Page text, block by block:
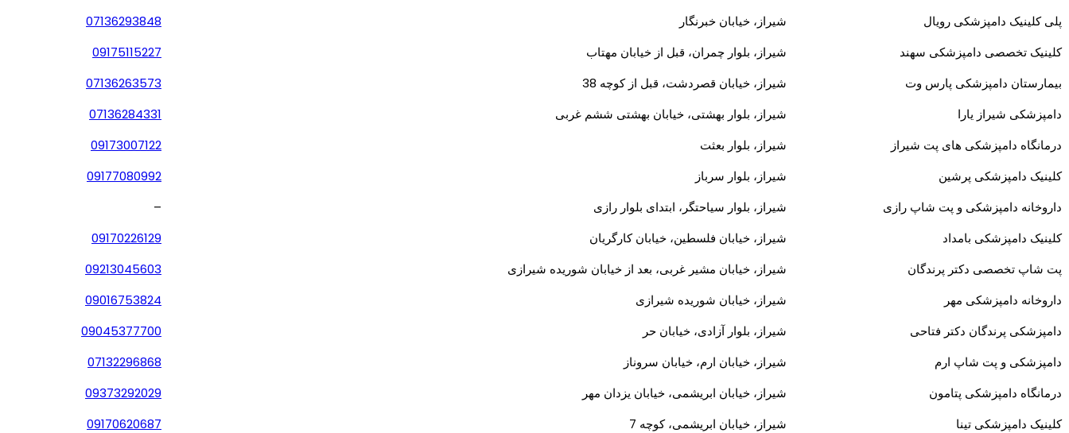
پلی کلینیک دامپزشکی رویال
شیراز، خیابان خبرنگار
07136293848
کلینیک تخصصی دامپزشکی سهند
شیراز، بلوار چمران، قبل از خیابان مهتاب
09175115227
بیمارستان دامپزشکی پارس وت
شیراز، خیابان قصردشت، قبل از کوچه 38
07136263573
دامپزشکی شیراز یارا
شیراز، بلوار بهشتی، خیابان بهشتی ششم غربی
07136284331
درمانگاه دامپزشکی های پت شیراز
شیراز، بلوار بعثت
09173007122
کلینیک دامپزشکی پرشین
شیراز، بلوار سرباز
09177080992
داروخانه دامپزشکی و پت شاپ رازی
شیراز، بلوار سیاحتگر، ابتدای بلوار رازی
–
کلینیک دامپزشکی بامداد
شیراز، خیابان فلسطین، خیابان کارگریان
09170226129
پت شاپ تخصصی دکتر پرندگان
شیراز، خیابان مشیر غربی، بعد از خیابان شوریده شیرازی
09213045603
داروخانه دامپزشکی مهر
شیراز، خیابان شوریده شیرازی
09016753824
دامپزشکی پرندگان دکتر فتاحی
شیراز، بلوار آزادی، خیابان حر
09045377700
دامپزشکی و پت شاپ ارم
شیراز، خیابان ارم، خیابان سروناز
07132296868
درمانگاه دامپزشکی پتامون
شیراز، خیابان ابریشمی، خیابان یزدان مهر
09373292029
کلینیک دامپزشکی تینا
شیراز، خیابان ابریشمی، کوچه 7 09170620687